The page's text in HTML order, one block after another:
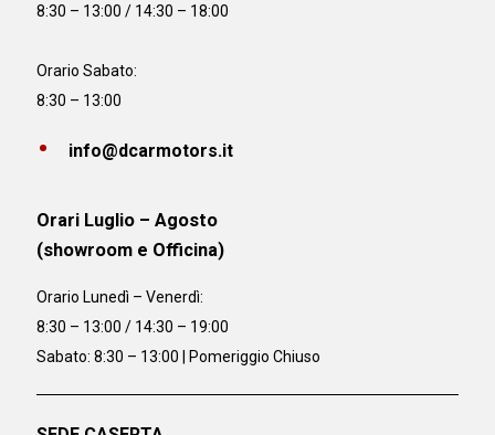
8:30 – 13:00 / 14:30 – 18:00
Orario Sabato:
8:30 – 13:00
info@dcarmotors.it
Orari Luglio – Agosto
(showroom e Officina)
Orario Lunedì – Venerdì:
8:30 – 13:00 / 14:30 – 19:00
Sabato: 8:30 – 13:00 | Pomeriggio Chiuso